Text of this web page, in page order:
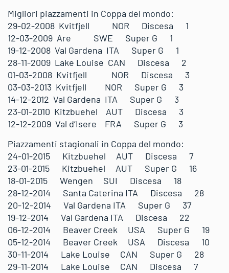
Migliori piazzamenti in Coppa del mondo:
29-02-2008 Kvitfjell NOR Discesa 1
12-03-2009 Are SWE Super G 1
19-12-2008 Val Gardena ITA Super G 1
28-11-2009 Lake Louise CAN Discesa 2
01-03-2008 Kvitfjell NOR Discesa 3
03-03-2013 Kvitfjell NOR Super G 3
14-12-2012 Val Gardena ITA Super G 3
23-01-2010 Kitzbuehel AUT Discesa 3
12-12-2009 Val d’Isere FRA Super G 3
Piazzamenti stagionali in Coppa del mondo:
24-01-2015 Kitzbuehel AUT Discesa 7
23-01-2015 Kitzbuehel AUT Super G 16
18-01-2015 Wengen SUI Discesa 18
28-12-2014 Santa Caterina ITA Discesa 28
20-12-2014 Val Gardena ITA Super G 37
19-12-2014 Val Gardena ITA Discesa 22
06-12-2014 Beaver Creek USA Super G 19
05-12-2014 Beaver Creek USA Discesa 10
30-11-2014 Lake Louise CAN Super G 28
29-11-2014 Lake Louise CAN Discesa 7